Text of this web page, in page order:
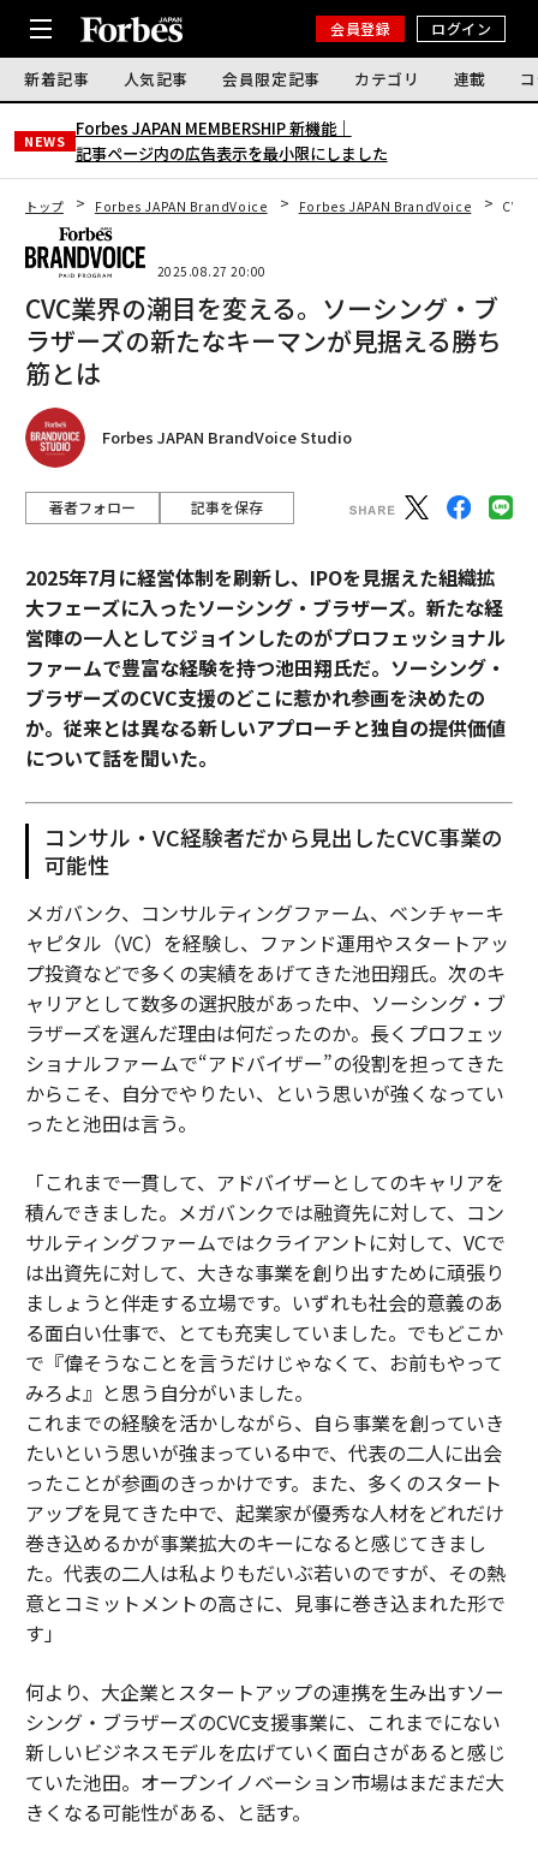
会員登録 ログイン
新着記事 人気記事 会員限定記事 カテゴリ 連載
NEWS
Forbes JAPAN MEMBERSHIP 新機能｜
記事ページ内の広告表示を最小限にしました
トップ Forbes JAPAN BrandVoice Forbes JAPAN BrandVoice CVC
2025.08.27 20:00
CVC業界の潮目を変える。ソーシング・ブ
ラザーズの新たなキーマンが見据える勝ち
筋とは
Forbes JAPAN BrandVoice Studio
著者フォロー 記事を保存
2025年7月に経営体制を刷新し、IPOを見据えた組織拡
大フェーズに入ったソーシング・ブラザーズ。新たな経
営陣の一人としてジョインしたのがプロフェッショナル
ファームで豊富な経験を持つ池田翔氏だ。ソーシング・
ブラザーズのCVC支援のどこに惹かれ参画を決めたの
か。従来とは異なる新しいアプローチと独自の提供価値
について話を聞いた。
コンサル・VC経験者だから見出したCVC事業の
可能性
メガバンク、コンサルティングファーム、ベンチャーキ
ャピタル（VC）を経験し、ファンド運用やスタートアッ
プ投資などで多くの実績をあげてきた池田翔氏。次のキ
ャリアとして数多の選択肢があった中、ソーシング・ブ
ラザーズを選んだ理由は何だったのか。長くプロフェッ
ショナルファームで“アドバイザー”の役割を担ってきた
からこそ、自分でやりたい、という思いが強くなってい
ったと池田は言う。
「これまで一貫して、アドバイザーとしてのキャリアを
積んできました。メガバンクでは融資先に対して、コン
サルティングファームではクライアントに対して、VCで
は出資先に対して、大きな事業を創り出すために頑張り
ましょうと伴走する立場です。いずれも社会的意義のあ
る面白い仕事で、とても充実していました。でもどこか
で『偉そうなことを言うだけじゃなくて、お前もやって
みろよ』と思う自分がいました。
これまでの経験を活かしながら、自ら事業を創っていき
たいという思いが強まっている中で、代表の二人に出会
ったことが参画のきっかけです。また、多くのスタート
アップを見てきた中で、起業家が優秀な人材をどれだけ
巻き込めるかが事業拡大のキーになると感じてきまし
た。代表の二人は私よりもだいぶ若いのですが、その熱
意とコミットメントの高さに、見事に巻き込まれた形で
す」
何より、大企業とスタートアップの連携を生み出すソー
シング・ブラザーズのCVC支援事業に、これまでにない
新しいビジネスモデルを広げていく面白さがあると感じ
ていた池田。オープンイノベーション市場はまだまだ大
きくなる可能性がある、と話す。